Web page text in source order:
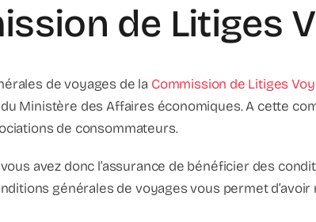
de Litiges
de voyages de la Commission de Litiges
Ministère des Affaires économiques. A cette
de consommateurs.
avez donc l’assurance de bénéficier des
générales de voyages vous permet